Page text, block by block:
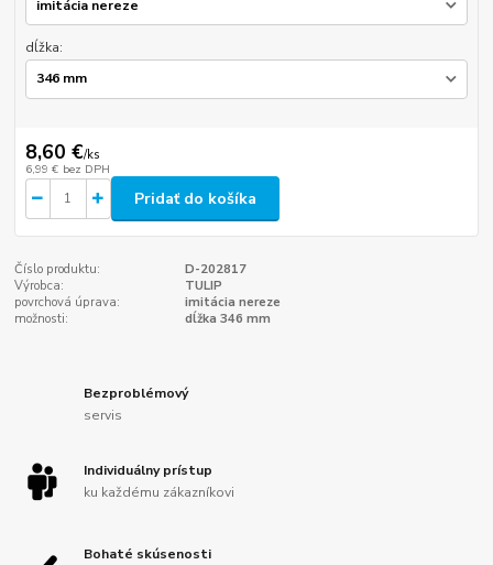
dĺžka:
8,60 €/ks
6,99 € bez DPH
Pridať do košíka
Číslo produktu:
D-202817
Výrobca:
TULIP
povrchová úprava:
imitácia nereze
možnosti:
dĺžka 346 mm
Bezproblémový
servis
Individuálny prístup
ku každému zákazníkovi
Bohaté skúsenosti